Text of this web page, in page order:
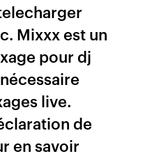
Mixxx est un
pour dj
live.
de
en savoir